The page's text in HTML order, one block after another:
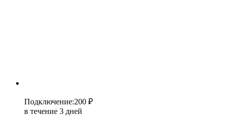
Подключение:200 ₽
в течение 3 дней